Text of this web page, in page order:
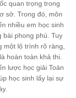
quan trọng trong
sở. Trong đó, môn
nhiều em học sinh
phong phú. Tuy
một lộ trình rõ ràng,
hoàn toàn khả thi.
lược học giải Toán
học sinh lấy lại sự